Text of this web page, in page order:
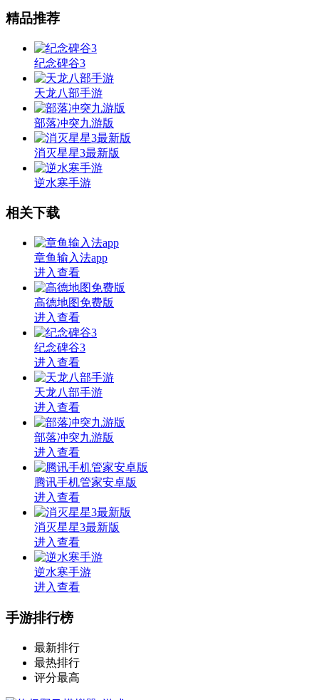
精品推荐
纪念碑谷3
天龙八部手游
部落冲突九游版
消灭星星3最新版
逆水寒手游
相关下载
章鱼输入法app
进入查看
高德地图免费版
进入查看
纪念碑谷3
进入查看
天龙八部手游
进入查看
部落冲突九游版
进入查看
腾讯手机管家安卓版
进入查看
消灭星星3最新版
进入查看
逆水寒手游
进入查看
手游排行榜
最新排行
最热排行
评分最高